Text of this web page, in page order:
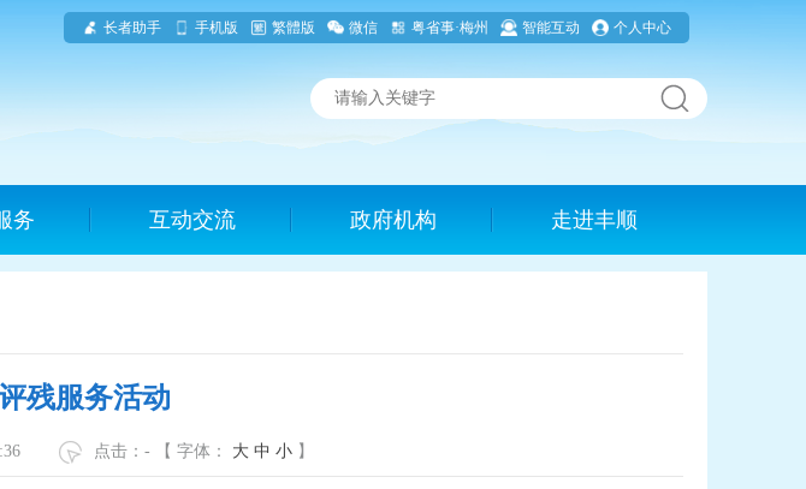
长者助手 手机版 繁體版 微信 粤省事·梅州 智能互动 个人中心
务 互动交流 政府机构 走进丰顺
残服务活动
点击： - 【 字体： 大 中 小 】